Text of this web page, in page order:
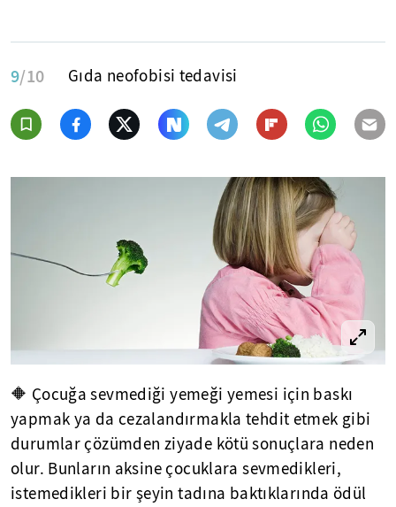
9/10 Gıda neofobisi tedavisi
🔶 Çocuğa sevmediği yemeği yemesi için baskı
yapmak ya da cezalandırmakla tehdit etmek gibi
durumlar çözümden ziyade kötü sonuçlara neden
olur. Bunların aksine çocuklara sevmedikleri,
istemedikleri bir şeyin tadına baktıklarında ödül